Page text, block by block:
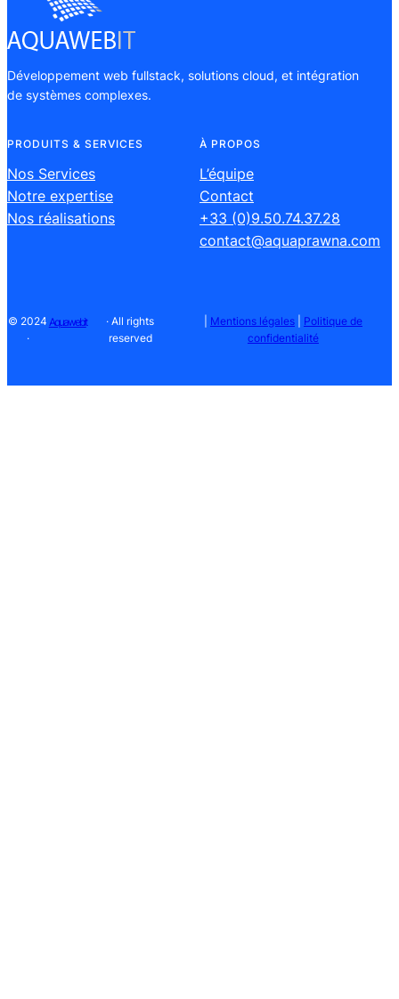
Développement web fullstack, solutions cloud, et intégration
de systèmes complexes.
PRODUITS & SERVICES
Nos Services
Notre expertise
Nos réalisations
À PROPOS
L’équipe
Contact
+33 (0)9.50.74.37.28
contact@aquaprawna.com
© 2024
·
Aquawebit
· All rights
reserved
Mentions légales| Politique de
confidentialité